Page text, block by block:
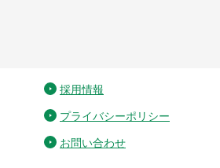
採用情報
プライバシーポリシー
お問い合わせ